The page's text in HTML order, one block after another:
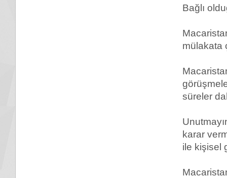
Bağlı
mülakata
süreler
karar
ile kişisel